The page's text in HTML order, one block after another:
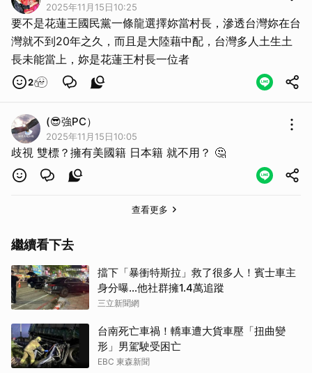
2025年11月15日10:25
要不是花蓮王國民黨一條龍選擇妳當村長，滲透台灣妳在台
灣就不到20年之久，而且是大陸藉中配，台灣多人土生土
長未能當上，妳是花蓮王村長一位者
2
(😎強PC）
2025年11月15日10:05
歧視 雙標？擁有美國籍 日本籍 就不用？ 🤔
查看更多
繼續看下去
擋下「暴衝特斯拉」救了很多人！賓士車主
身分曝…他社群擁1.4萬追蹤
三立新聞網
台南死亡車禍！轎車遭大貨車壓「扭曲變
形」男駕駛受困亡
EBC 東森新聞